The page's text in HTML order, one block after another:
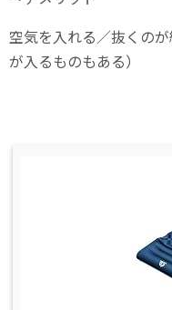
空気を入れる／抜くの
が入るものもある）